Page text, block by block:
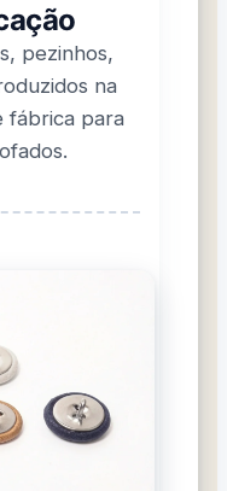
pezinhos,
na
fábrica para